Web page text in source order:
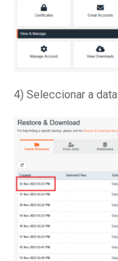
4) Seleccionar a